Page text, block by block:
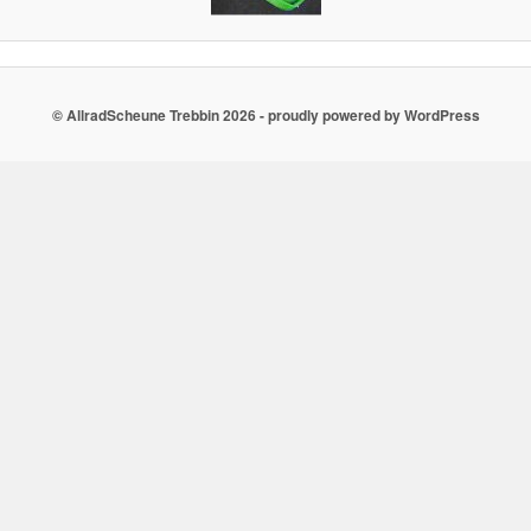
© AllradScheune Trebbin 2026 - proudly powered by WordPress